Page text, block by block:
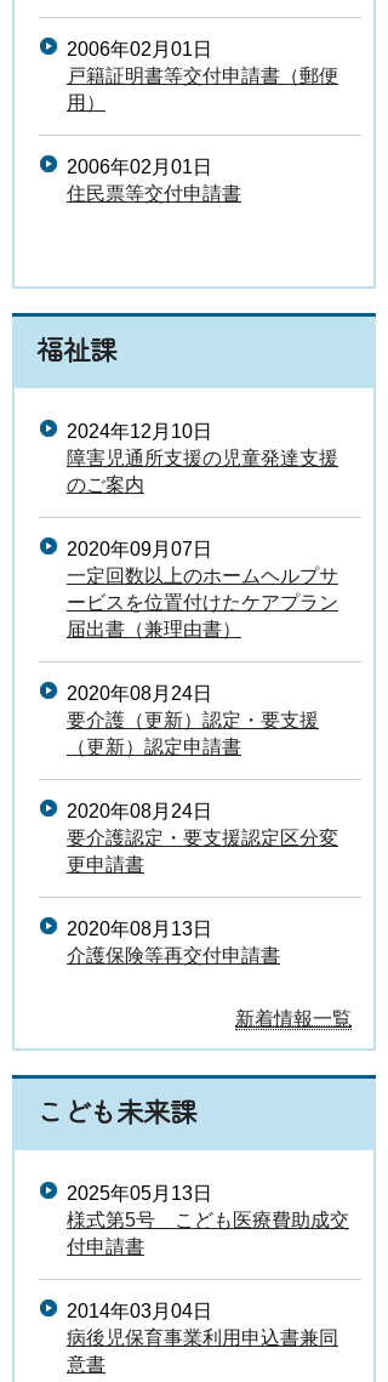
2006年02月01日
戸籍証明書等交付申請書（郵便
用）
2006年02月01日
住民票等交付申請書
福祉課
2024年12月10日
障害児通所支援の児童発達支援
のご案内
2020年09月07日
一定回数以上のホームヘルプサ
ービスを位置付けたケアプラン
届出書（兼理由書）
2020年08月24日
要介護（更新）認定・要支援
（更新）認定申請書
2020年08月24日
要介護認定・要支援認定区分変
更申請書
2020年08月13日
介護保険等再交付申請書
新着情報一覧
こども未来課
2025年05月13日
様式第5号 こども医療費助成交
付申請書
2014年03月04日
病後児保育事業利用申込書兼同
意書